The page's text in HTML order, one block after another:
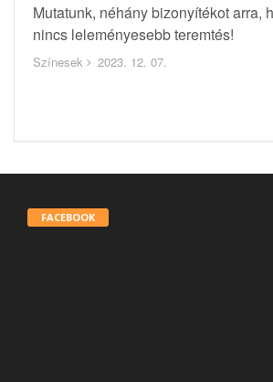
Mutatunk, néhány bizonyítékot arra,
nincs leleményesebb teremtés!
Színesek 2023. 12. 07.
FACEBOOK